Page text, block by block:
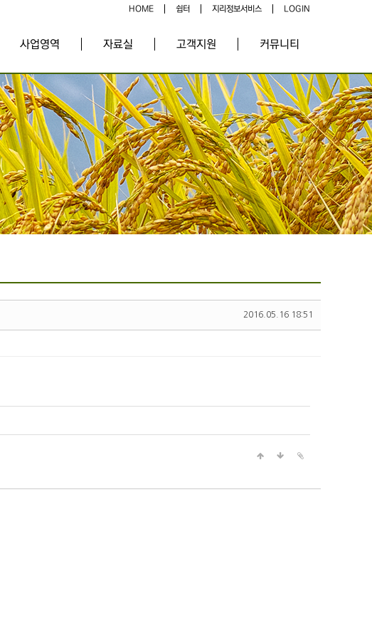
HOME 쉼터 지리정보서비스 LOGIN
사업영역 자료실 고객지원 커뮤니티
2016.05.16 18:51